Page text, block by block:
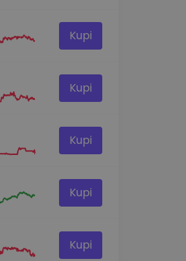
Kupi
Kupi
Kupi
Kupi
Kupi